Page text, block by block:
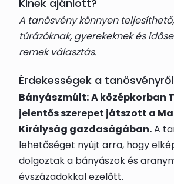
Kinek ajánlott?
A tanösvény könnyen
túrázóknak, gyerekeknek és
remek választás.
Érdekességek a tanösvényről
Bányászmúlt:A középkorban
jelentős szerepet játszott a
Királyság gazdaságában.A
lehetőséget nyújt arra, hogy
dolgoztak a bányászok és
évszázadokkal ezelőtt.